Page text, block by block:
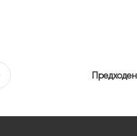
Предходен